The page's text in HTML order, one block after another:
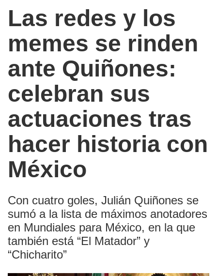
Las redes y los
memes se rinden
ante Quiñones:
celebran sus
actuaciones tras
hacer historia con
México
Con cuatro goles, Julián Quiñones se
sumó a la lista de máximos anotadores
en Mundiales para México, en la que
también está “El Matador” y
“Chicharito”